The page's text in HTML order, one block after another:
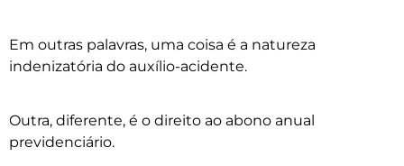
Em outras palavras, uma coisa é a natureza
indenizatória do auxílio-acidente.
Outra, diferente, é o direito ao abono anual
previdenciário.